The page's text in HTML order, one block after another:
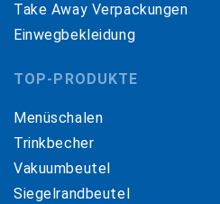
Take Away Verpackungen
Einwegbekleidung
TOP-PRODUKTE
Menüschalen
Trinkbecher
Vakuumbeutel
Siegelrandbeutel